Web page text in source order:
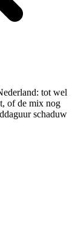
tot wel
of de mix nog
schaduw